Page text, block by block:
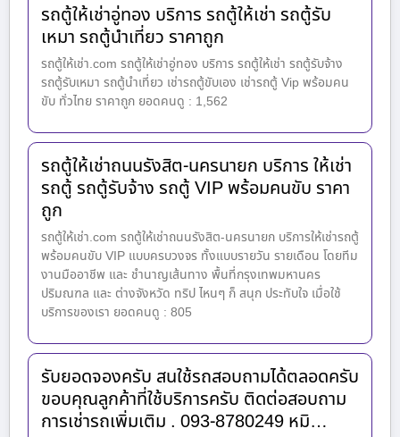
รถตู้ให้เช่าอู่ทอง บริการ รถตู้ให้เช่า รถตู้รับ
เหมา รถตู้นำเที่ยว ราคาถูก
รถตู้ให้เช่า.com รถตู้ให้เช่าอู่ทอง บริการ รถตู้ให้เช่า รถตู้รับจ้าง
รถตู้รับเหมา รถตู้นำเที่ยว เช่ารถตู้ขับเอง เช่ารถตู้ Vip พร้อมคน
ขับ ทั่วไทย ราคาถูก ยอดคนดู : 1,562
รถตู้ให้เช่าถนนรังสิต-นครนายก บริการ ให้เช่า
รถตู้ รถตู้รับจ้าง รถตู้ VIP พร้อมคนขับ ราคา
ถูก
รถตู้ให้เช่า.com รถตู้ให้เช่าถนนรังสิต-นครนายก บริการให้เช่ารถตู้
พร้อมคนขับ VIP แบบครบวงจร ทั้งแบบรายวัน รายเดือน โดยทีม
งานมืออาชีพ และ ชำนาญเส้นทาง พื้นที่กรุงเทพมหานคร
ปริมณฑล และ ต่างจังหวัด ทริป ไหนๆ ก็ สนุก ประทับใจ เมื่อใช้
บริการของเรา ยอดคนดู : 805
รับยอดจองครับ สนใช้รถสอบถามได้ตลอดครับ
ขอบคุณลูกค้าที่ใช้บริการครับ ติดต่อสอบถาม
การเช่ารถเพิ่มเติม . 093-8780249 หมิ…